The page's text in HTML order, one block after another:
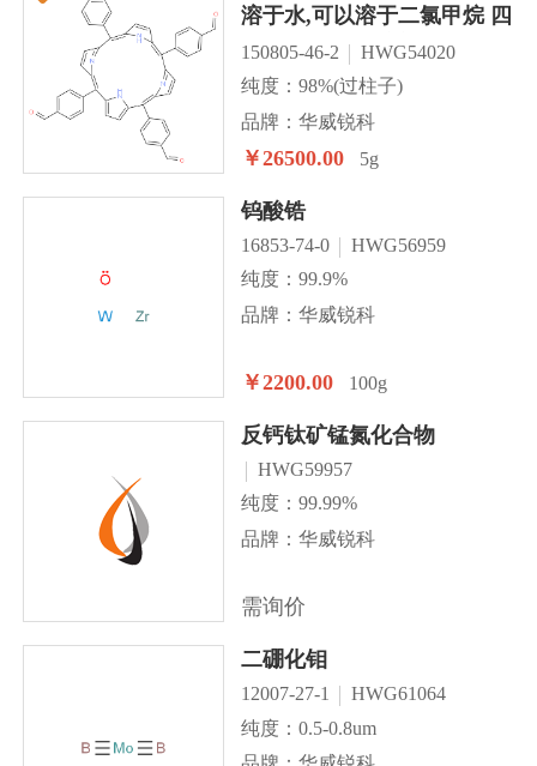
溶于水,可以溶于二氯甲烷 四
氢呋喃 甲苯等溶剂)
150805-46-2
HWG54020
纯度：98%(过柱子)
品牌：华威锐科
￥26500.00 5g
钨酸锆
16853-74-0
HWG56959
纯度：99.9%
品牌：华威锐科
￥2200.00 100g
反钙钛矿锰氮化合物
HWG59957
纯度：99.99%
品牌：华威锐科
需询价
二硼化钼
12007-27-1
HWG61064
纯度：0.5-0.8um